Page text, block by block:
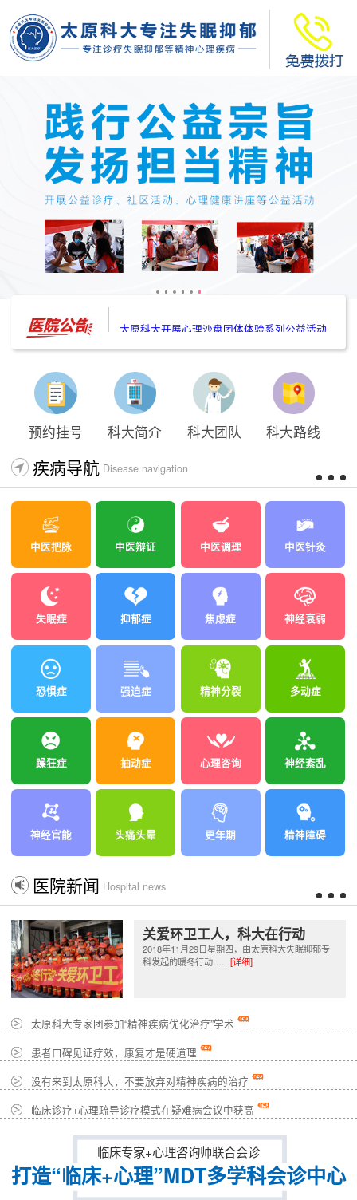
太原科大开展--“心理隐患也是安全隐患”讲座”
太原科大开展心理沙盘团体体验系列公益活动
预约挂号 科大简介 科大团队 科大路线
疾病导航 Disease navigation
中医把脉 中医辩证 中医调理 中医针灸
失眠症 抑郁症 焦虑症 神经衰弱
恐惧症 强迫症 精神分裂 多动症
躁狂症 抽动症 心理咨询 神经紊乱
神经官能 头痛头晕 更年期 精神障碍
医院新闻 Hospital news
关爱环卫工人，科大在行动
2018年11月29日星期四，由太原科大失眠抑郁专
科发起的暖冬行动……[详细]
太原科大专家团参加“精神疾病优化治疗”学术
患者口碑见证疗效，康复才是硬道理
没有来到太原科大，不要放弃对精神疾病的治疗
临床诊疗+心理疏导诊疗模式在疑难病会议中获高
临床专家+心理咨询师联合会诊
打造“临床+心理”MDT多学科会诊中心